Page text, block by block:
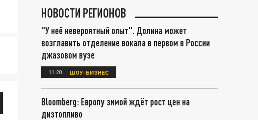
НОВОСТИ РЕГИОНОВ
"У неё невероятный опыт". Долина может
возглавить отделение вокала в первом в России
джазовом вузе
11:20 ШОУ-БИЗНЕС
Bloomberg: Европу зимой ждёт рост цен на
дизтопливо